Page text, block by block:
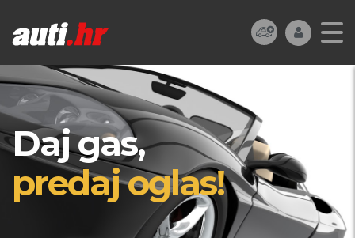
Daj gas,
predaj oglas!